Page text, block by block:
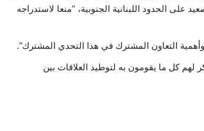
الحدود اللبنانية الجنوبية، “منعا لاستدراجه
التعاون المشترك في هذا التحدي المشترك”.
لهم كل ما يقومون به لتوطيد العلاقات بين